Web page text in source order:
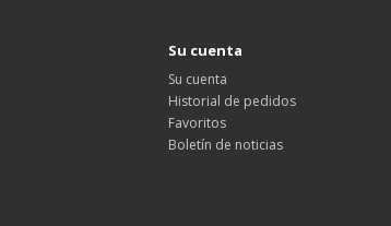
Su cuenta
Su cuenta
Historial de pedidos
Favoritos
Boletín de noticias